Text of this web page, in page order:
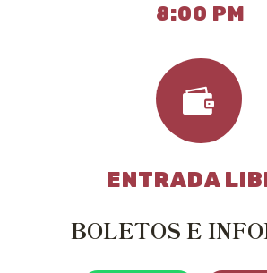
8:00 PM

ENTRADA
BOLETOS E